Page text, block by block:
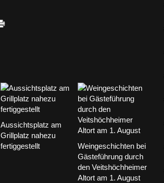
Aussichtsplatz am
Grillplatz nahezu
fertiggestellt
Weingeschichten bei
Gästeführung durch
den Veitshöchheimer
Altort am 1. August